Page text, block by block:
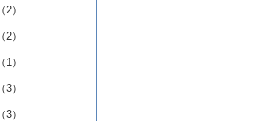
（2）
（2）
（1）
（3）
（3）